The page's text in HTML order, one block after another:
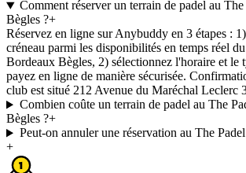
Comment réserver un terrain de padel au
Bègles ?+
Réservez en ligne sur Anybuddy en 3 étapes :
créneau parmi les disponibilités en temps réel
Bordeaux Bègles, 2) sélectionnez l'horaire et le
payez en ligne de manière sécurisée.
club est situé 212 Avenue du Maréchal Leclerc
Combien coûte un terrain de padel au The
Bègles ?+
Peut-on annuler une réservation au The
+